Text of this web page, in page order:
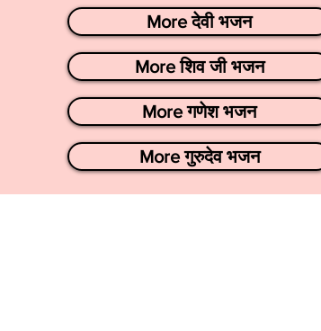
More देवी भजन
More शिव जी भजन
More गणेश भजन
More गुरुदेव भजन